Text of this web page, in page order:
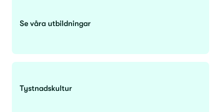
Se våra utbildningar
Tystnadskultur